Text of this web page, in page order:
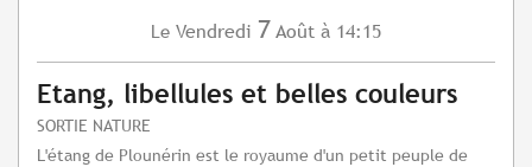
Le Vendredi 7 Août à 14:15
Etang, libellules et belles couleurs
SORTIE NATURE
L'étang de Plounérin est le royaume d'un petit peuple de